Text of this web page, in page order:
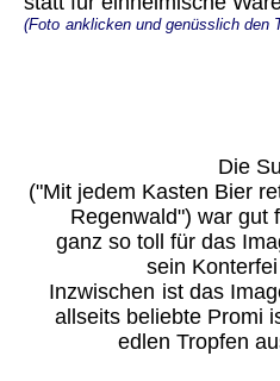
(Foto anklicken und genüsslich den
Die
("Mit jedem Kasten Bier
Regenwald") war gut
ganz so toll für das
sein
Inzwischen ist das
allseits beliebte Promi
edlen Tropfen